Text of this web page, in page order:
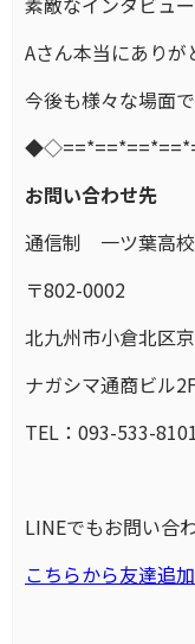
Aさん本当にありが
今後も様々な場面
お問い合わせ先
通信制 一ツ葉高
〒802-0002
北九州市小倉北区
ナガシマ通商ビル
TEL：093-533-8101
LINEでもお問い合
こちらから友達追加